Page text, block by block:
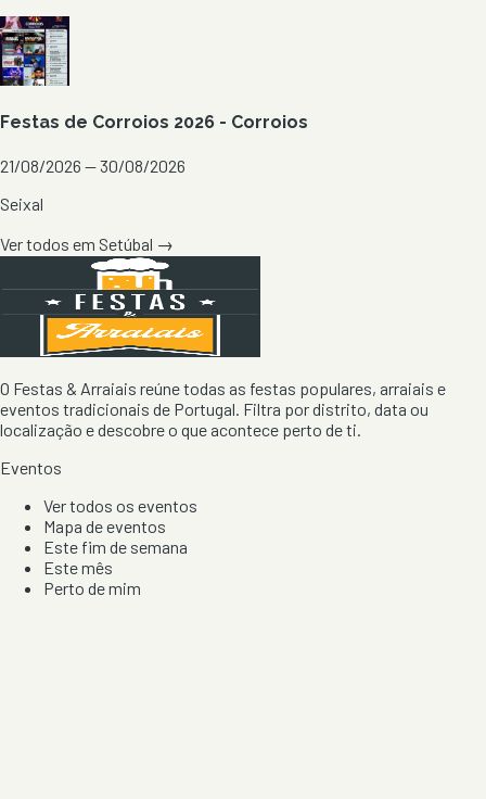
Festas de Corroios 2026 - Corroios
21/08/2026 — 30/08/2026
Seixal
Ver todos em Setúbal →
O Festas & Arraiais reúne todas as festas populares, arraiais e
eventos tradicionais de Portugal. Filtra por distrito, data ou
localização e descobre o que acontece perto de ti.
Eventos
Ver todos os eventos
Mapa de eventos
Este fim de semana
Este mês
Perto de mim